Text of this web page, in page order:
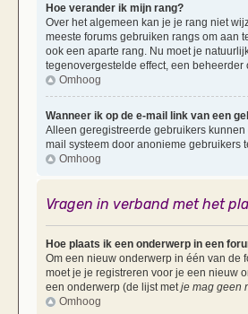
Hoe verander ik mijn rang?
Over het algemeen kan je je rang niet
meeste forums gebruiken rangs om aan
ook een aparte rang. Nu moet je
tegenovergestelde effect, een
Omhoog
Wanneer ik op de e-mail link van een
Alleen geregistreerde gebruikers
mail systeem door anonieme gebruikers
Omhoog
Vragen in verband met het
Hoe plaats ik een onderwerp in een
Om een nieuw onderwerp in één van de
moet je je registreren voor je een nieuw
een onderwerp (de lijst met je mag geen
Omhoog